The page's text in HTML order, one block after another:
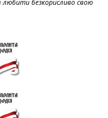
любити безкорисливо свою